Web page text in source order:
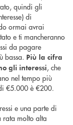
quindi gli
di
ormai avrai
e ti mancheranno
da pagare
bassa. Più la cifra
gli interessi, che
nel tempo più
€5.000 è €200.
e una parte di
molto alta